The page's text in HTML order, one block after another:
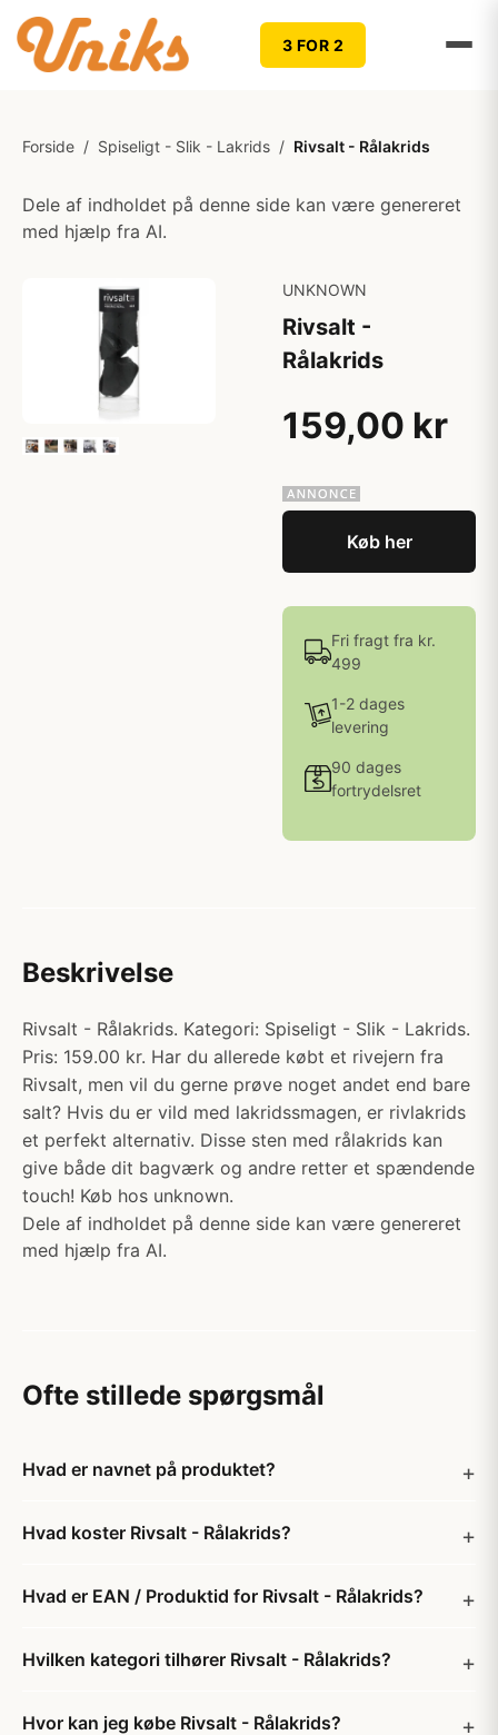
3 FOR 2
Forside / Spiseligt - Slik - Lakrids / Rivsalt - Rålakrids
Dele af indholdet på denne side kan være genereret
med hjælp fra AI.
UNKNOWN
Rivsalt -
Rålakrids
159,00 kr
Køb her
Fri fragt fra kr.
499
1-2 dages
levering
90 dages
fortrydelsret
Beskrivelse
Rivsalt - Rålakrids. Kategori: Spiseligt - Slik - Lakrids.
Pris: 159.00 kr. Har du allerede købt et rivejern fra
Rivsalt, men vil du gerne prøve noget andet end bare
salt? Hvis du er vild med lakridssmagen, er rivlakrids
et perfekt alternativ. Disse sten med rålakrids kan
give både dit bagværk og andre retter et spændende
touch! Køb hos unknown.
Dele af indholdet på denne side kan være genereret
med hjælp fra AI.
Ofte stillede spørgsmål
Hvad er navnet på produktet?
Hvad koster Rivsalt - Rålakrids?
Hvad er EAN / Produktid for Rivsalt - Rålakrids?
Hvilken kategori tilhører Rivsalt - Rålakrids?
Hvor kan jeg købe Rivsalt - Rålakrids?